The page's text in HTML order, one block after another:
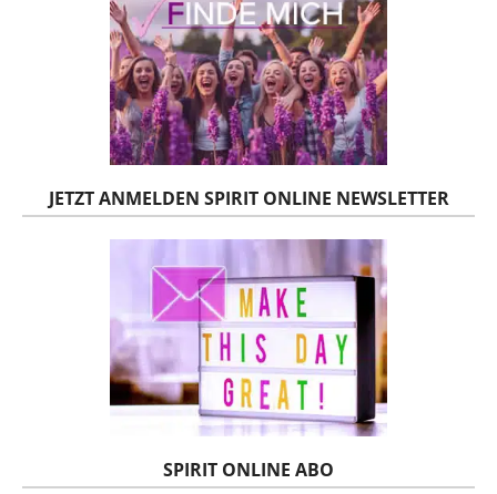
JETZT ANMELDEN SPIRIT ONLINE NEWSLETTER
SPIRIT ONLINE ABO